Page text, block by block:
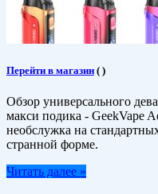
Перейти в магазин ( )
Обзор универсального
макси подика - GeekVape
необслужка на
странной форме.
Читать далее »